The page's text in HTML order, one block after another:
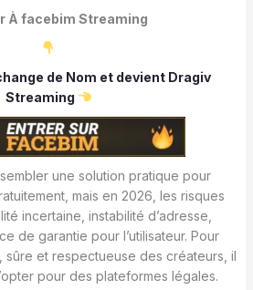
À facebim Streaming
de Nom et devient Dragiv
Streaming
une solution pratique pour
mais en 2026, les risques
incertaine, instabilité d’adresse,
de garantie pour l’utilisateur. Pour
et respectueuse des créateurs, il
pour des plateformes légales.